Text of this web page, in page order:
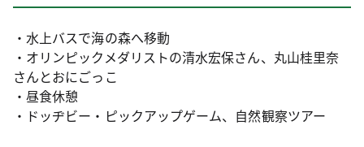
・水上バスで海の森へ移動
・オリンピックメダリストの清水宏保さん、丸山桂里奈
さんとおにごっこ
・昼食休憩
・ドッヂビー・ピックアップゲーム、自然観察ツアー